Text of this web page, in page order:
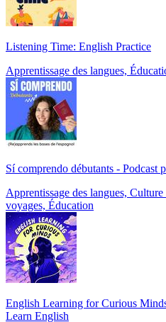
Listening Time: English Practice
Apprentissage des langues,
Sí comprendo débutants - Podcast
Apprentissage des langues,
voyages, Éducation
English Learning for Curious
Learn English